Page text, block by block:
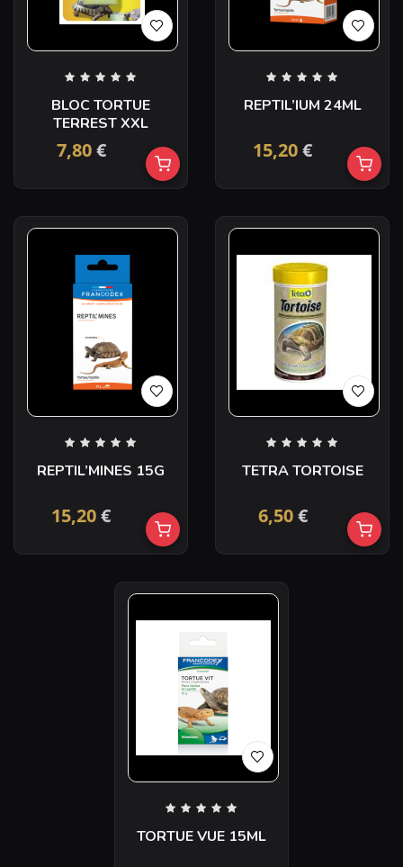
BLOC TORTUE
TERREST XXL
7,80€
REPTIL’IUM 24ML
15,20€
REPTIL’MINES 15G
15,20€
TETRA TORTOISE
6,50€
TORTUE VUE 15ML